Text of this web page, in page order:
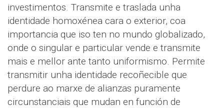
investimentos. Transmite e traslada unha
identidade homoxénea cara o exterior, coa
importancia que iso ten no mundo globalizado,
onde o singular e particular vende e transmite
mais e mellor ante tanto uniformismo. Permite
transmitir unha identidade recoñecible que
perdure ao marxe de alianzas puramente
circunstanciais que mudan en función de